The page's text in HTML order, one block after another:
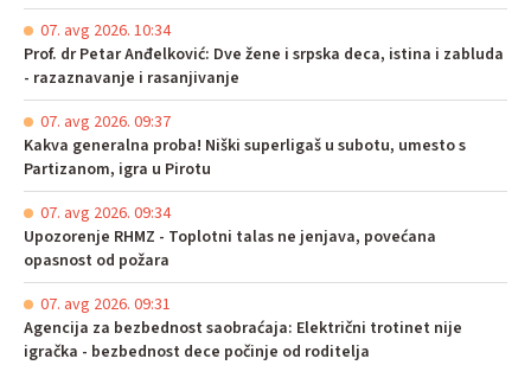
07. avg 2026. 10:34
Prof. dr Petar Anđelković: Dve žene i srpska deca, istina i zabluda
- razaznavanje i rasanjivanje
07. avg 2026. 09:37
Kakva generalna proba! Niški superligaš u subotu, umesto s
Partizanom, igra u Pirotu
07. avg 2026. 09:34
Upozorenje RHMZ - Toplotni talas ne jenjava, povećana
opasnost od požara
07. avg 2026. 09:31
Agencija za bezbednost saobraćaja: Električni trotinet nije
igračka - bezbednost dece počinje od roditelja